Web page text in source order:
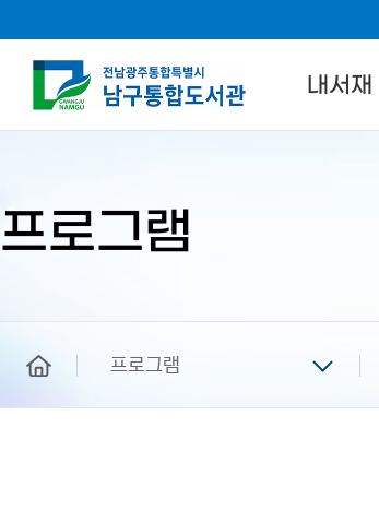
내서재
작
프로그램
프로그램